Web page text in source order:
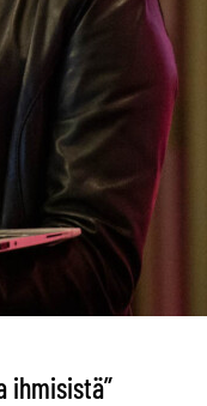
ihmisistä”